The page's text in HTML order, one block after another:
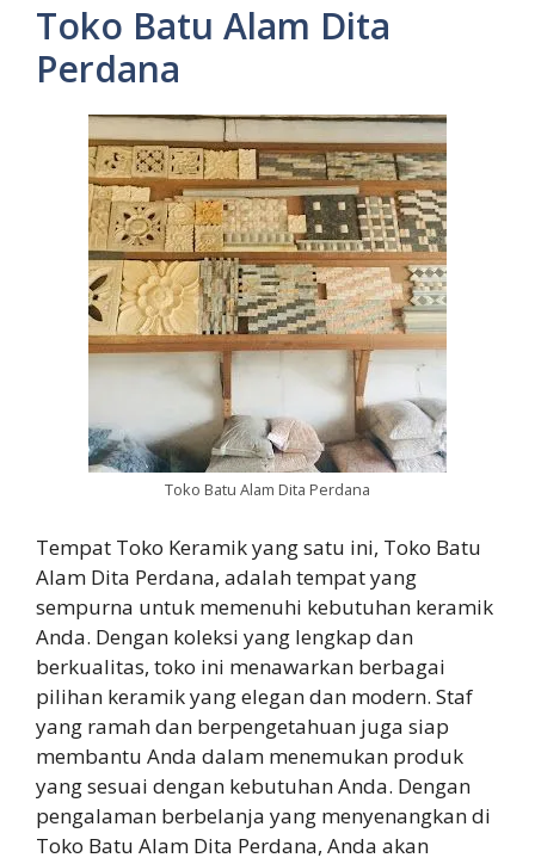
Toko Batu Alam Dita
Perdana
Toko Batu Alam Dita Perdana
Tempat Toko Keramik yang satu ini, Toko Batu
Alam Dita Perdana, adalah tempat yang
sempurna untuk memenuhi kebutuhan keramik
Anda. Dengan koleksi yang lengkap dan
berkualitas, toko ini menawarkan berbagai
pilihan keramik yang elegan dan modern. Staf
yang ramah dan berpengetahuan juga siap
membantu Anda dalam menemukan produk
yang sesuai dengan kebutuhan Anda. Dengan
pengalaman berbelanja yang menyenangkan di
Toko Batu Alam Dita Perdana, Anda akan